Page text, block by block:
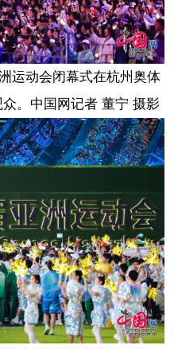
运动会闭幕式在杭州奥体
。中国网记者 董宁 摄影